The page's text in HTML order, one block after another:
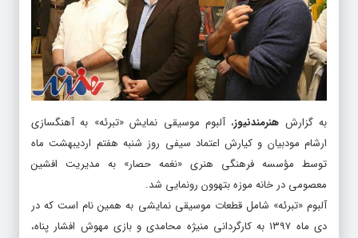
به گزارش هنرمندنیوز، آلبوم موسیقی نمایش «تبرئه» به آهنگسازی
ارشام مودبیان و کیارش اعتماد سیفی روز شنبه هفتم اردیبهشت ماه
توسط مؤسسه فرهنگی هنری «نغمه حصار» به مدیریت افشین
معصومی در خانه موزه بتهوون رونمایی شد.
آلبوم «تبرئه» شامل قطعات موسیقی نمایشی به همین نام است که در
دی ماه ۱۳۹۷ به کارگردانی منیژه محامدی و بازی مهوش افشار پناه،